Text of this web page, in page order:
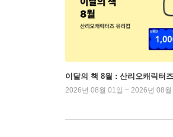
이달의 책 8월 : 산리오캐릭터
2026년 08월 01일 ~ 2026년 08월